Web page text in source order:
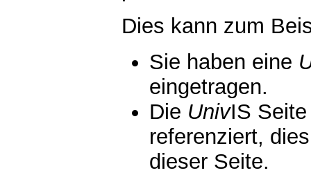
Dies kann zum
Sie haben eine
eingetragen.
Die UnivIS
referenziert,
dieser Seite.